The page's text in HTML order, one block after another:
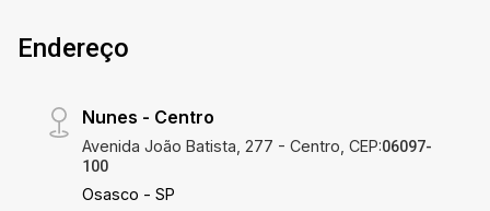
Endereço
Nunes - Centro
Avenida João Batista, 277 - Centro, CEP:06097-
100
Osasco - SP